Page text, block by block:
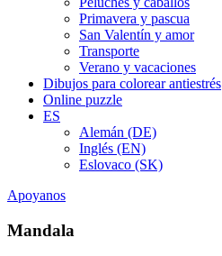
Primavera y pascua
San Valentín y amor
Transporte
Verano y vacaciones
Dibujos para colorear antiestrés
Online puzzle
ES
Alemán (DE)
Inglés (EN)
Eslovaco (SK)
Apoyanos
Mandala